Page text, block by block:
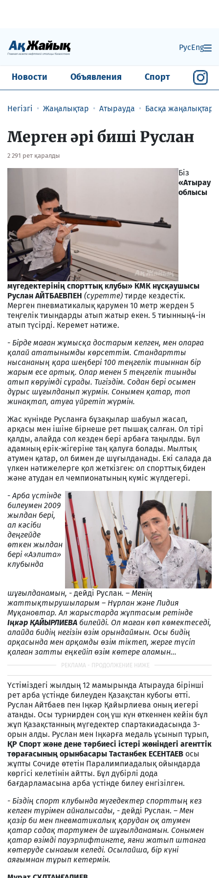
РусEng
Новости Объявления Спорт
Негізгі Жаңалықтар Атырауда Басқа жаңалықтар
Мерген әрі биші Руслан
2 291 рет қаралды
Біз
«Атырау
облысы
мүгедектерінің спорттық клубы» КМК нұсқаушысы
Руслан АЙТБАЕВПЕН (суретте) тирде кездестік.
Мерген пневматикалық қарумен 10 метр жерден 5
теңгелік тиындарды атып жатыр екен. 5 тиынның4-ін
атып түсірді. Керемет нәтиже.
- Бірде маған жұмысқа достарым келген, мен оларға
қалай ататынымды көрсеттім. Стандартты
нысананың қара шеңбері 100 теңгелік тиыннан бір
жарым есе артық. Олар менен 5 теңгелік тиынды
атып көруімді сұрады. Тигіздім. Содан бері осымен
дұрыс шұғылданып жүрмін. Сонымен қатар, топ
жинақтап, атуға үйретіп жүрмін.
Жас күнінде Русланға бұзақылар шабуыл жасап,
арқасы мен ішіне бірнеше рет пышақ салған. Ол тірі
қалды, алайда сол кезден бері арбаға таңылды. Бұл
адамның ерік-жігеріне таң қалуға болады. Мылтық
атумен қатар, ол бимен де шұғылданады. Екі салада да
үлкен нәтижелерге қол жеткізген: ол спорттық биден
және атудан ел чемпионатының күміс жүлдегері.
-Арба үстінде
билеумен 2009
жылдан бері,
ал кәсіби
деңгейде
өткен жылдан
бері «Аэлита»
клубында
шұғылданамын, - дейді Руслан. – Менің
жаттықтырушыларым – Нұрлан және Лидия
Мұқановтар. Ал жарыстарда жұптасым ретінде
Іңкәр ҚАЙЫРЛИЕВА билейді. Ол маған көп көмектеседі,
алайда бидің негізін өзім орындаймын. Осы бидің
арқасында мен арқамды өзім тіктеп, жерге түсіп
қалған затты еңкейіп өзім көтере аламын...
Үстіміздегі жылдың 12 мамырында Атырауда бірінші
рет арба үстінде билеуден Қазақстан кубогы өтті.
Руслан Айтбаев пен Іңкәр Қайырлиева оның иегері
атанды. Осы турнирден соң үш күн өткеннен кейін бұл
жұп Қазақстанның мүгедектер спартакиадасында 3-
орын алды. Руслан мен Іңкәрға медаль ұсынып тұрып,
ҚР Спорт және дене тәрбиесі істері жөніндегі агенттік
төрағасының орынбасары Тастанбек ЕСЕНТАЕВ осы
жұпты Сочиде өтетін Паралимпиадалық ойындарда
көргісі келетінін айтты. Бұл дүбірлі дода
бағдарламасына арба үстінде билеу енгізілген.
- Біздің спорт клубында мүгедектер спорттың кез
келген түрімен айналысады, - дейді Руслан. – Мен
қазір би мен пневматикалық қарудан оқ атумен
қатар садақ тартумен де шұғылданамын. Сонымен
қатар өзімді пауэрлифтингте, яғни жатып штанга
көтеруде сынағым келеді. Осылайша, бір күні
аяғымнан тұрып кетермін.